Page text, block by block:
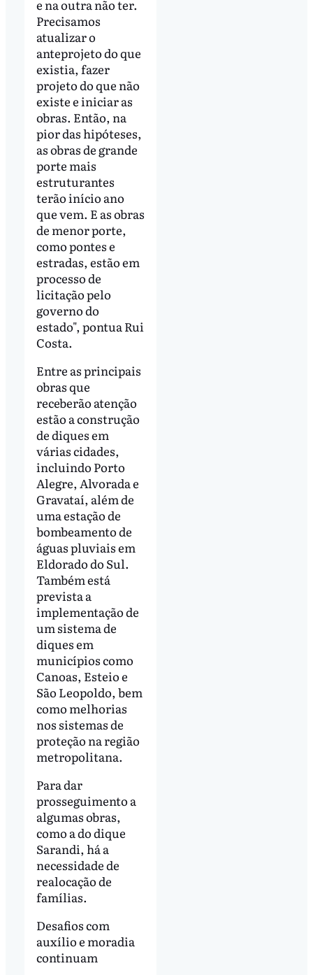
e na outra não ter.
Precisamos
atualizar o
anteprojeto do que
existia, fazer
projeto do que não
existe e iniciar as
obras. Então, na
pior das hipóteses,
as obras de grande
porte mais
estruturantes
terão início ano
que vem. E as obras
de menor porte,
como pontes e
estradas, estão em
processo de
licitação pelo
governo do
estado", pontua Rui
Costa.
Entre as principais
obras que
receberão atenção
estão a construção
de diques em
várias cidades,
incluindo Porto
Alegre, Alvorada e
Gravataí, além de
uma estação de
bombeamento de
águas pluviais em
Eldorado do Sul.
Também está
prevista a
implementação de
um sistema de
diques em
municípios como
Canoas, Esteio e
São Leopoldo, bem
como melhorias
nos sistemas de
proteção na região
metropolitana.
Para dar
prosseguimento a
algumas obras,
como a do dique
Sarandi, há a
necessidade de
realocação de
famílias.
Desafios com
auxílio e moradia
continuam